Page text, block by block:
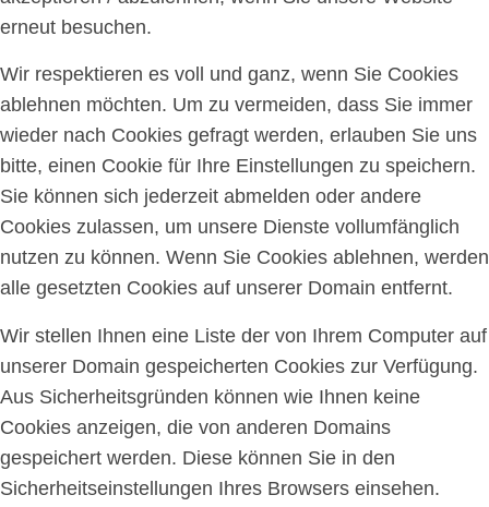
erneut besuchen.
Wir respektieren es voll und ganz, wenn Sie Cookies
ablehnen möchten. Um zu vermeiden, dass Sie immer
wieder nach Cookies gefragt werden, erlauben Sie uns
bitte, einen Cookie für Ihre Einstellungen zu speichern.
Sie können sich jederzeit abmelden oder andere
Cookies zulassen, um unsere Dienste vollumfänglich
nutzen zu können. Wenn Sie Cookies ablehnen, werden
alle gesetzten Cookies auf unserer Domain entfernt.
Wir stellen Ihnen eine Liste der von Ihrem Computer auf
unserer Domain gespeicherten Cookies zur Verfügung.
Aus Sicherheitsgründen können wie Ihnen keine
Cookies anzeigen, die von anderen Domains
gespeichert werden. Diese können Sie in den
Sicherheitseinstellungen Ihres Browsers einsehen.